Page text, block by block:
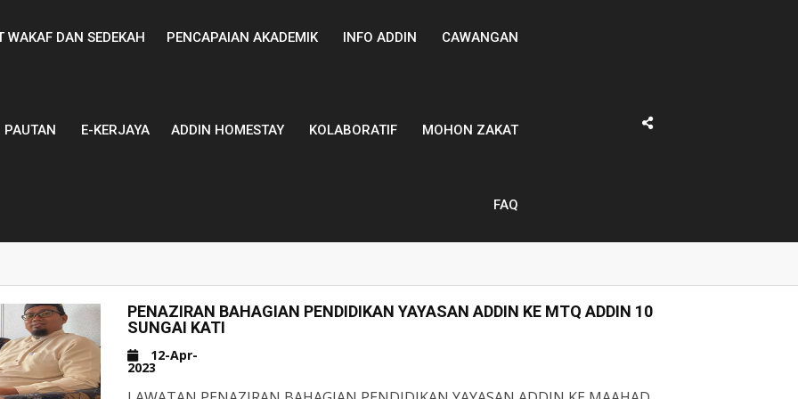
WAKAF DAN SEDEKAH PENCAPAIAN AKADEMIK INFO ADDIN CAWANGAN
PAUTAN E-KERJAYA ADDIN HOMESTAY KOLABORATIF MOHON ZAKAT
FAQ
PENAZIRAN BAHAGIAN PENDIDIKAN YAYASAN ADDIN KE MTQ ADDIN 10
SUNGAI KATI
12-Apr-
2023